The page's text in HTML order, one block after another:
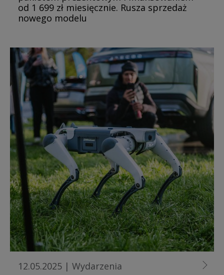
od 1 699 zł miesięcznie. Rusza sprzedaż
nowego modelu
12.05.2025 | Wydarzenia